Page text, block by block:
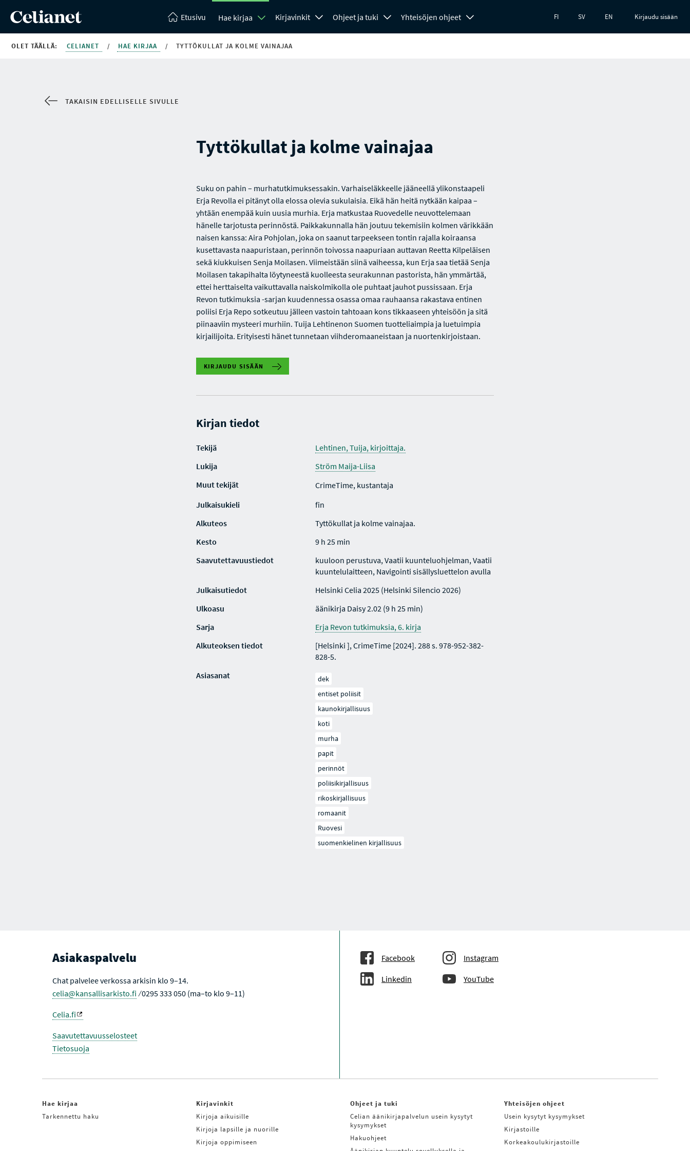
Etusivu Hae kirjaa Kirjavinkit Ohjeet ja tuki Yhteisöjen ohjeet FI SV EN Kirjaudu sisään
OLET TÄÄLLÄ: CELIANET / HAE KIRJAA / TYTTÖKULLAT JA KOLME VAINAJAA
TAKAISIN EDELLISELLE SIVULLE
Tyttökullat ja kolme vainajaa
Suku on pahin – murhatutkimuksessakin. Varhaiseläkkeelle jääneellä ylikonstaapeli
Erja Revolla ei pitänyt olla elossa olevia sukulaisia. Eikä hän heitä nytkään kaipaa –
yhtään enempää kuin uusia murhia. Erja matkustaa Ruovedelle neuvottelemaan
hänelle tarjotusta perinnöstä. Paikkakunnalla hän joutuu tekemisiin kolmen värikkään
naisen kanssa: Aira Pohjolan, joka on saanut tarpeekseen tontin rajalla koiraansa
kusettavasta naapuristaan, perinnön toivossa naapuriaan auttavan Reetta Kilpeläisen
sekä kiukkuisen Senja Moilasen. Viimeistään siinä vaiheessa, kun Erja saa tietää Senja
Moilasen takapihalta löytyneestä kuolleesta seurakunnan pastorista, hän ymmärtää,
ettei herttaiselta vaikuttavalla naiskolmikolla ole puhtaat jauhot pussissaan. Erja
Revon tutkimuksia -sarjan kuudennessa osassa omaa rauhaansa rakastava entinen
poliisi Erja Repo sotkeutuu jälleen vastoin tahtoaan kons tikkaaseen yhteisöön ja sitä
piinaaviin mysteeri murhiin. Tuija Lehtinenon Suomen tuotteliaimpia ja luetuimpia
kirjailijoita. Erityisesti hänet tunnetaan viihderomaaneistaan ja nuortenkirjoistaan.
KIRJAUDU SISÄÄN
Kirjan tiedot
Tekijä
Lehtinen, Tuija, kirjoittaja.
Lukija
Ström Maija-Liisa
Muut tekijät
CrimeTime, kustantaja
Julkaisukieli
fin
Alkuteos
Tyttökullat ja kolme vainajaa.
Kesto
9 h 25 min
Saavutettavuustiedot
kuuloon perustuva, Vaatii kuunteluohjelman, Vaatii
kuuntelulaitteen, Navigointi sisällysluettelon avulla
Julkaisutiedot
Helsinki Celia 2025 (Helsinki Silencio 2026)
Ulkoasu
äänikirja Daisy 2.02 (9 h 25 min)
Sarja
Erja Revon tutkimuksia, 6. kirja
Alkuteoksen tiedot
[Helsinki ], CrimeTime [2024]. 288 s. 978-952-382-
828-5.
Asiasanat
dek
entiset poliisit
kaunokirjallisuus
koti
murha
papit
perinnöt
poliisikirjallisuus
rikoskirjallisuus
romaanit
Ruovesi
suomenkielinen kirjallisuus
Asiakaspalvelu
Chat palvelee verkossa arkisin klo 9–14.
celia@kansallisarkisto.fi ⁄ 0295 333 050 (ma–to klo 9–11)
Celia.fi
Saavutettavuusselosteet
Tietosuoja
Facebook Instagram
Linkedin YouTube
Hae kirjaa
Tarkennettu haku
Kirjavinkit
Kirjoja aikuisille
Kirjoja lapsille ja nuorille
Kirjoja oppimiseen
Ohjeet ja tuki
Celian äänikirjapalvelun usein kysytyt
kysymykset
Hakuohjeet
Yhteisöjen ohjeet
Usein kysytyt kysymykset
Kirjastoille
Korkeakoulukirjastoille